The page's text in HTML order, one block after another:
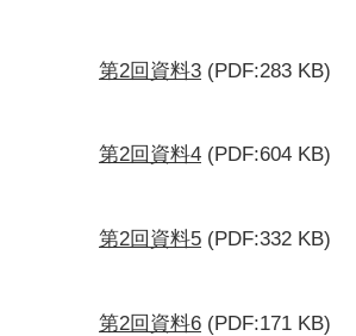
第2回資料3 (PDF:283 KB)
第2回資料4 (PDF:604 KB)
第2回資料5 (PDF:332 KB)
第2回資料6 (PDF:171 KB)